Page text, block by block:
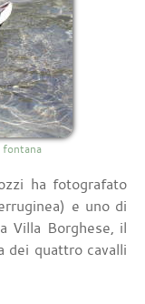
fontana
ha fotografato
e uno di
Villa Borghese, il
dei quattro cavalli